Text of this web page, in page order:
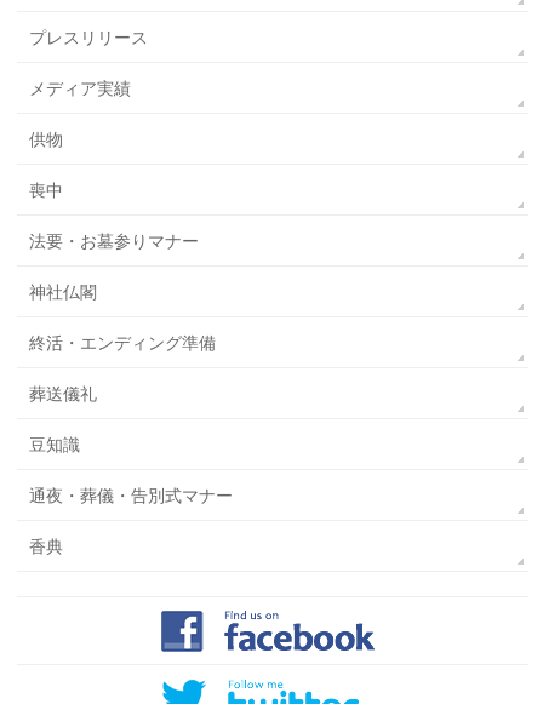
プレスリリース
メディア実績
供物
喪中
法要・お墓参りマナー
神社仏閣
終活・エンディング準備
葬送儀礼
豆知識
通夜・葬儀・告別式マナー
香典